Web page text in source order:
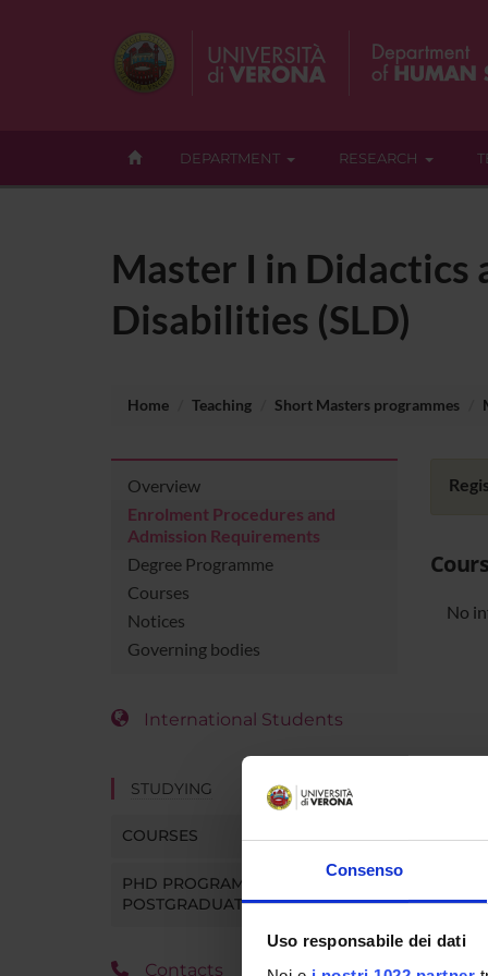
Consenso
Uso responsabile dei dati
DEPARTMENT RESEARCH
Master I in Didactics
Disabilities (SLD)
Home Teaching Short Masters programmes
Overview
Enrolment Procedures and
Admission Requirements
Degree Programme
Courses
Notices
Governing bodies
International Students
STUDYING
COURSES
PHD PROGRAMMES AND
POSTGRADUATE TRAINING
Contacts
No